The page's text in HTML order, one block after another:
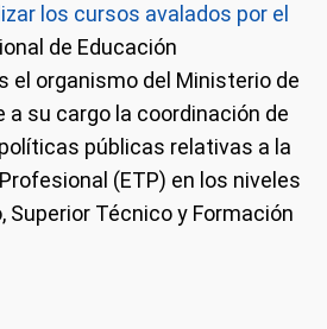
los cursos avalados por el
de Educación
el organismo del Ministerio de
a su cargo la coordinación de
públicas relativas a la
(ETP) en los niveles
Superior Técnico y Formación